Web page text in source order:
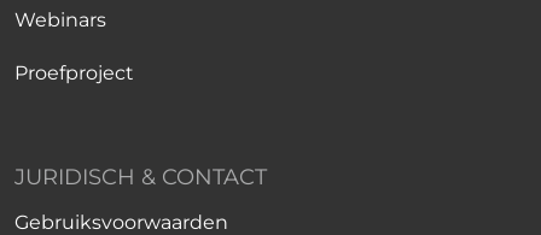
Webinars
Proefproject
JURIDISCH & CONTACT
Gebruiksvoorwaarden